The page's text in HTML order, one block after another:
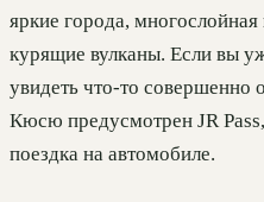
яркие города,
курящие вулканы. Если вы
увидеть что-то совершенно
Кюсю предусмотрен JR
поездка на автомобиле.